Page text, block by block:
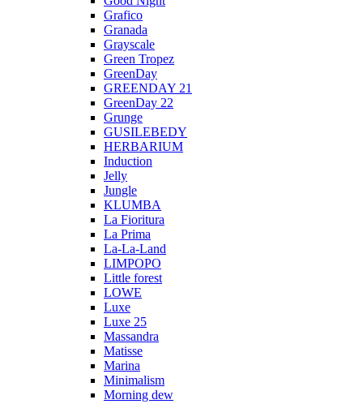
Grafico
Granada
Grayscale
Green Tropez
GreenDay
GREENDAY 21
GreenDay 22
Grunge
GUSILEBEDY
HERBARIUM
Induction
Jelly
Jungle
KLUMBA
La Fioritura
La Prima
La-La-Land
LIMPOPO
Little forest
LOWE
Luxe
Luxe 25
Massandra
Matisse
Marina
Minimalism
Morning dew